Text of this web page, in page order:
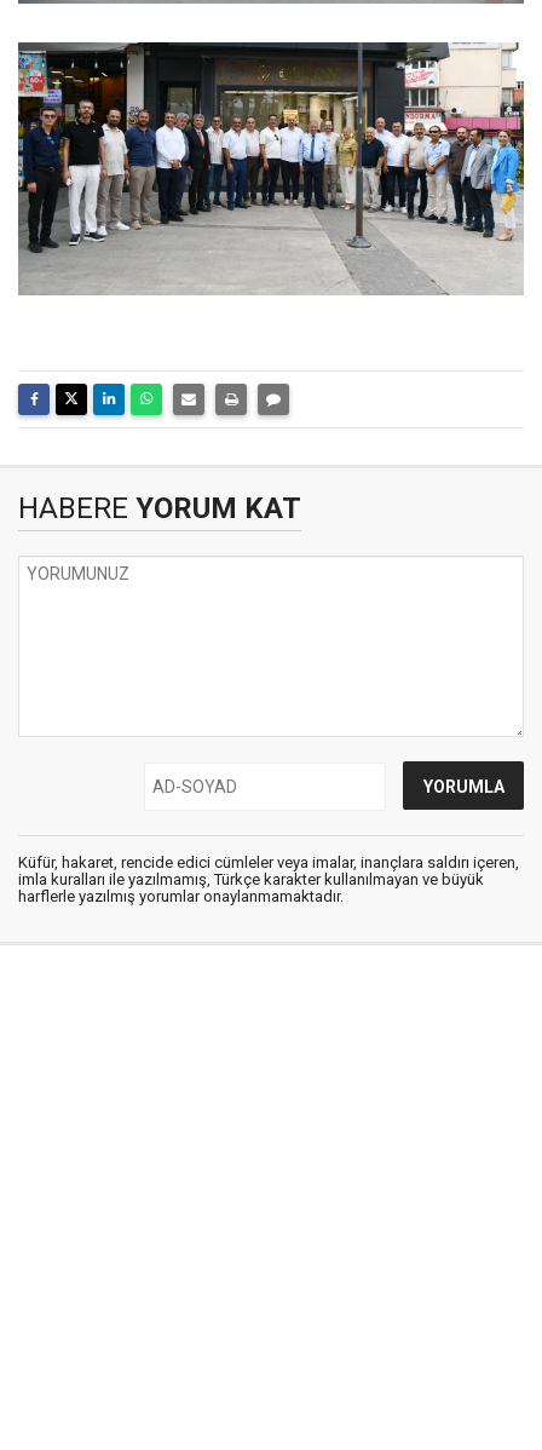
HABERE YORUM KAT
Küfür, hakaret, rencide edici cümleler veya imalar, inançlara saldırı içeren,
imla kuralları ile yazılmamış, Türkçe karakter kullanılmayan ve büyük
harflerle yazılmış yorumlar onaylanmamaktadır.